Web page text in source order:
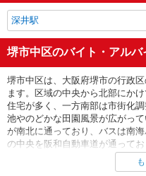
深井駅
堺市中区のバイト・アルバ
堺市中区は、大阪府堺市の行政
ます。区域の中央から北部にか
住宅が多く、一方南部は市街化
池やのどかな田園風景が広がっ
が南北に通っており、バスは南
の中央を阪和自動車道が通って
道３４号堺狭山線と大阪府道３
た、北側から東へ、区域の境界